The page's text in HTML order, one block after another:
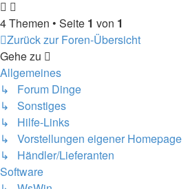
4 Themen • Seite 1 von 1
Zurück zur Foren-Übersicht
Gehe zu
Allgemeines
↳ Forum Dinge
↳ Sonstiges
↳ Hilfe-Links
↳ Vorstellungen eigener Homepage
↳ Händler/Lieferanten
Software